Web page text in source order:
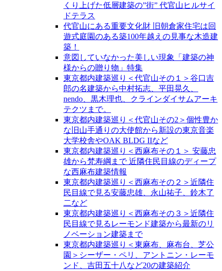
くり上げた低層建築の”街” 代官山ヒルサイ
ドテラス
代官山にある重要文化財 旧朝倉家住宅は回
遊式庭園のある築100年越えの見事な木造建
築！
意図していなかった美しい現象「建築の神
様からの贈り物」特集
東京都内建築巡り＜代官山その１＞谷口吉
郎の名建築から中村拓志、平田晃久、
nendo、黒木理也、クラインダイサムアーキ
テクツまで。
東京都内建築巡り＜代官山その2＞個性豊か
な旧山手通りの大使館から新設の東京音楽
大学校舎やOAK BLDG IIなど
東京都内建築巡り＜西麻布その１＞ 安藤忠
雄から梵寿綱まで 近隣住民目線のディープ
な西麻布建築情報
東京都内建築巡り＜西麻布その２＞近隣住
民目線で見る安藤忠雄、永山祐子、鈴木了
二など
東京都内建築巡り＜西麻布その３＞近隣住
民目線で見るレーモンド建築から最新のリ
ノベーション建築まで
東京都内建築巡り＜東麻布、麻布台、芝公
園＞シーザー・ペリ、アントニン・レーモ
ンド、吉田五十八など20の建築紹介